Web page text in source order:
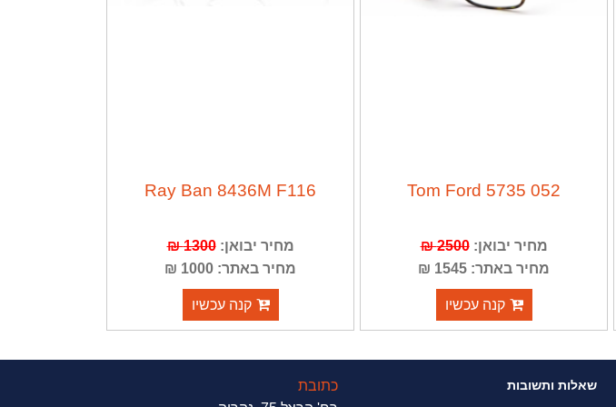
Tom Ford 5735 052
מחיר יבואן:2500 ₪
מחיר באתר: 1545 ₪
קנה עכשיו
Ray Ban 8436M F116
מחיר יבואן:1300 ₪
מחיר באתר: 1000 ₪
קנה עכשיו
שאלות ותשובות
כתובת